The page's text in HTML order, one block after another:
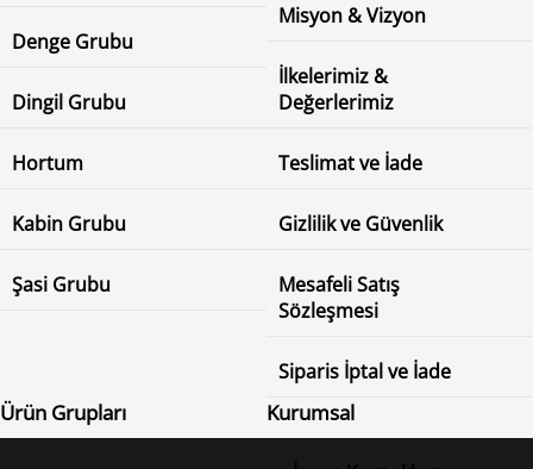
Denge Grubu
Dingil Grubu
Hortum
Kabin Grubu
Şasi Grubu
Misyon & Vizyon
İlkelerimiz &
Değerlerimiz
Teslimat ve İade
Gizlilik ve Güvenlik
Mesafeli Satış
Sözleşmesi
Siparis İptal ve İade
Ürün Grupları Kurumsal